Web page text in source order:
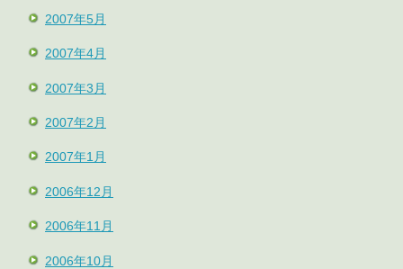
2007年5月
2007年4月
2007年3月
2007年2月
2007年1月
2006年12月
2006年11月
2006年10月